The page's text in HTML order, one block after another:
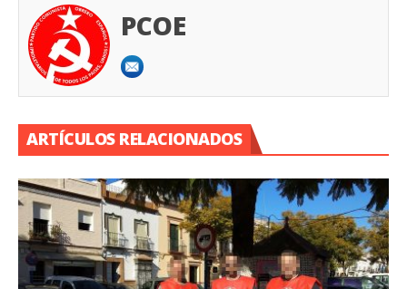
PCOE
ARTÍCULOS RELACIONADOS